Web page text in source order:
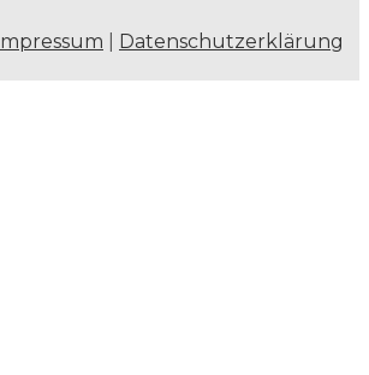
Impressum Datenschutzerklärung